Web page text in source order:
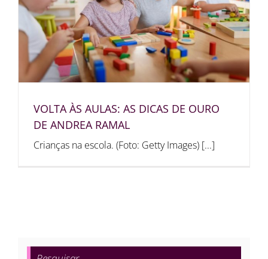
VOLTA ÀS AULAS: AS DICAS DE OURO
DE ANDREA RAMAL
Crianças na escola. (Foto: Getty Images) [...]